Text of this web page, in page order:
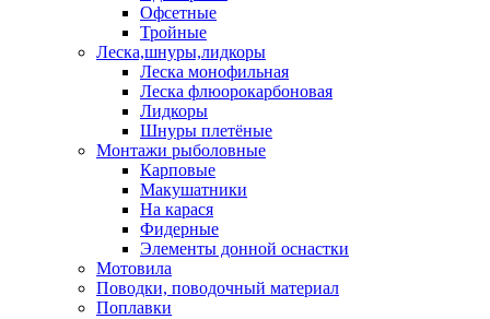
Офсетные
Тройные
Леска,шнуры,лидкоры
Леска монофильная
Леска флюорокарбоновая
Лидкоры
Шнуры плетёные
Монтажи рыболовные
Карповые
Макушатники
На карася
Фидерные
Элементы донной оснастки
Мотовила
Поводки, поводочный материал
Поплавки